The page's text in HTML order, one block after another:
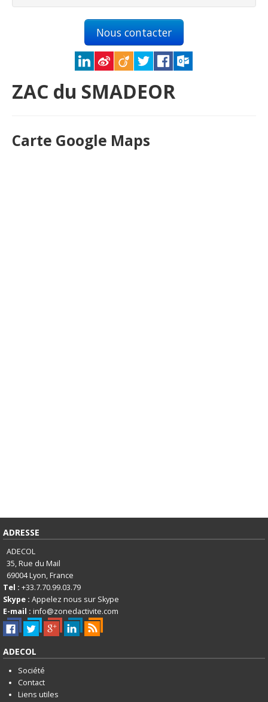
Nous contacter
ZAC du SMADEOR
Carte Google Maps
ADRESSE
ADECOL
35, Rue du Mail
69004Lyon, France
Tel : +33.7.70.99.03.79
Skype : Appelez nous sur Skype
E-mail : info@zonedactivite.com
ADECOL
Société
Contact
Liens utiles